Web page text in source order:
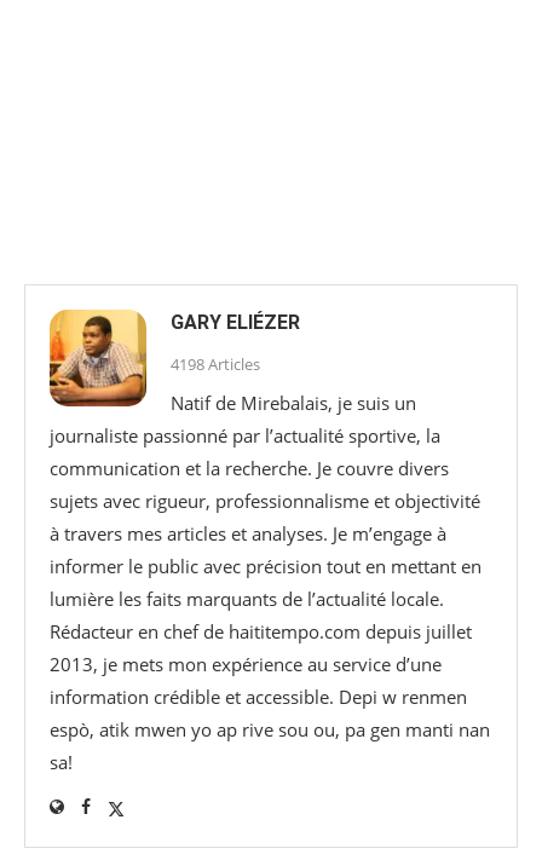
GARY ELIÉZER
4198 Articles
Natif de Mirebalais, je suis un
journaliste passionné par l’actualité sportive, la
communication et la recherche. Je couvre divers
sujets avec rigueur, professionnalisme et objectivité
à travers mes articles et analyses. Je m’engage à
informer le public avec précision tout en mettant en
lumière les faits marquants de l’actualité locale.
Rédacteur en chef de haititempo.com⁠ depuis juillet
2013, je mets mon expérience au service d’une
information crédible et accessible. Depi w renmen
espò, atik mwen yo ap rive sou ou, pa gen manti nan
sa!